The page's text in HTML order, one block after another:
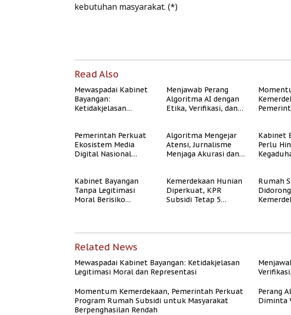
kebutuhan masyarakat. (*)
Read Also
Mewaspadai Kabinet
Bayangan:
Ketidakjelasan
Menjawab Perang
Algoritma AI dengan
Etika, Verifikasi, dan
Rendah
Pemerintah Perkuat
Ekosistem Media
Digital Nasional
Algoritma Mengejar
Atensi, Jurnalisme
Menjaga Akurasi dan
Kabinet
Perlu
Kabinet Bayangan
Tanpa Legitimasi
Moral Berisiko
Kemerdekaan Hunian
Diperkuat, KPR
Subsidi Tetap 5
Rumah
Related News
Mewaspadai Kabinet Bayangan: Ketidakjelasan
Legitimasi Moral dan Representasi
Momentum Kemerdekaan, Pemerintah Perkuat
Program Rumah Subsidi untuk Masyarakat
Berpenghasilan Rendah
Perang
Diminta